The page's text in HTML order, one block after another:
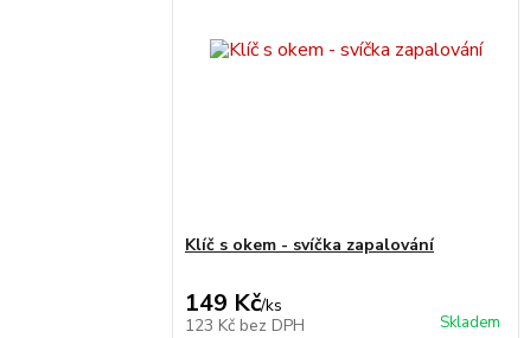
Klíč s okem - svíčka zapalování
149 Kč/ks
123 Kč bez DPH Skladem